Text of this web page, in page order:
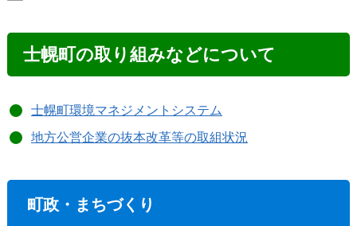
士幌町の取り組みなどについて
士幌町環境マネジメントシステム
地方公営企業の抜本改革等の取組状況
町政・まちづくり